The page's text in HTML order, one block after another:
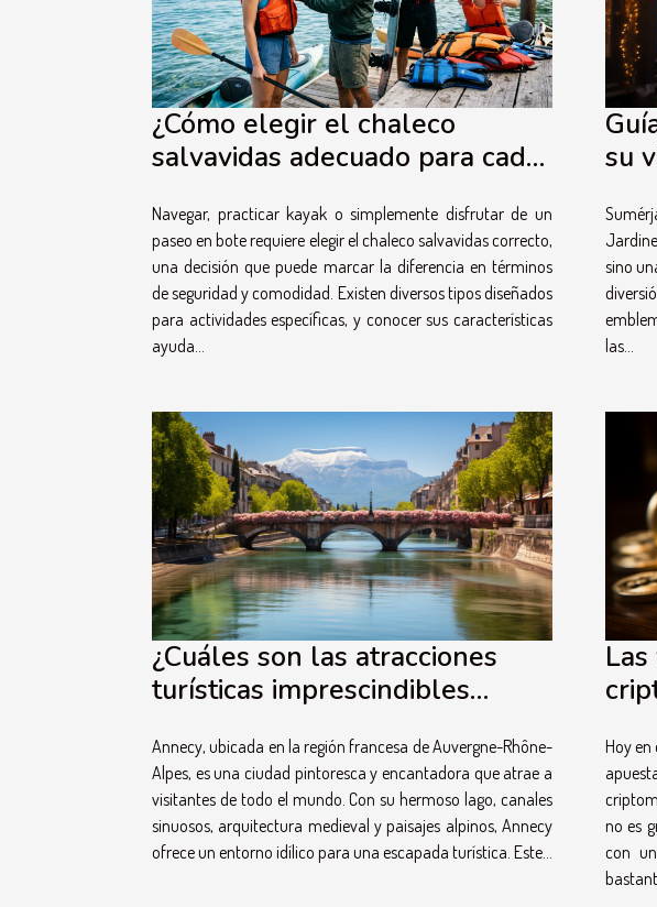
¿Cómo elegir el chaleco
salvavidas adecuado para cada
Navegar, practicar kayak o simplemente disfrutar de un
paseo en bote requiere elegir el chaleco salvavidas correcto,
una decisión que puede marcar la diferencia en términos
de seguridad y comodidad. Existen diversos tipos diseñados
para actividades específicas, y conocer sus características
ayuda...
su
sino
las...
¿Cuáles son las atracciones
turísticas imprescindibles
Annecy ?
Annecy, ubicada en la región francesa de Auvergne-Rhône-
Alpes, es una ciudad pintoresca y encantadora que atrae a
visitantes de todo el mundo. Con su hermoso lago, canales
sinuosos, arquitectura medieval y paisajes alpinos, Annecy
ofrece un entorno idílico para una escapada turística. Este...
Hoy
no es
con